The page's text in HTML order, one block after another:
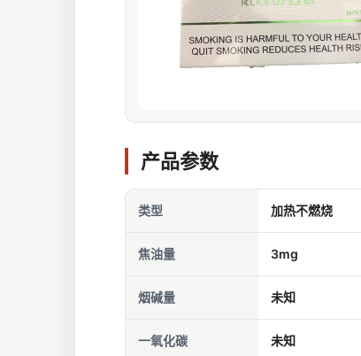
产品参数
类型 加热不燃烧
焦油量 3mg
烟碱量 未知
一氧化碳 未知